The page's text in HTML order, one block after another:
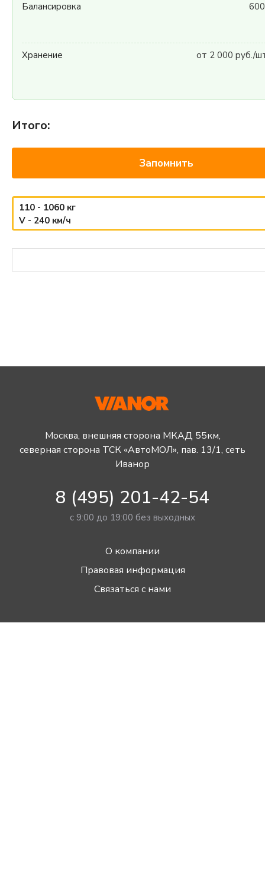
Балансировка
Хранение от 2 000 руб./
Итого:
Запомнить
110 - 1060 кг
V - 240 км/ч
Москва, внешняя сторона МКАД 55км,
северная сторона ТСК «АвтоМОЛ», пав. 13/1, сеть
Иванор
8 (495) 201-42-54
с 9:00 до 19:00 без выходных
О компании
Правовая информация
Связаться с нами